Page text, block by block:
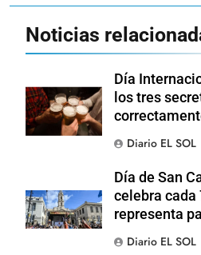
Noticias
Día
los tres
Diario EL SOL
Día de San
celebra cada
representa
Diario EL SOL